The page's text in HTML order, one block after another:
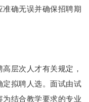
确无误并确保招聘期
层次人才有关规定，
定拟聘人选。面试由试
结合教学要求的专业